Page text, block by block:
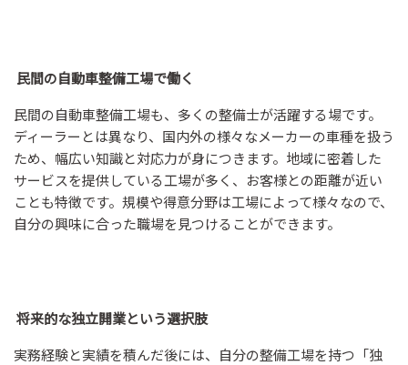
民間の自動車整備工場で働く
民間の自動車整備工場も、多くの整備士が活躍する場です。
ディーラーとは異なり、国内外の様々なメーカーの車種を扱う
ため、幅広い知識と対応力が身につきます。地域に密着した
サービスを提供している工場が多く、お客様との距離が近い
ことも特徴です。規模や得意分野は工場によって様々なので、
自分の興味に合った職場を見つけることができます。
将来的な独立開業という選択肢
実務経験と実績を積んだ後には、自分の整備工場を持つ「独